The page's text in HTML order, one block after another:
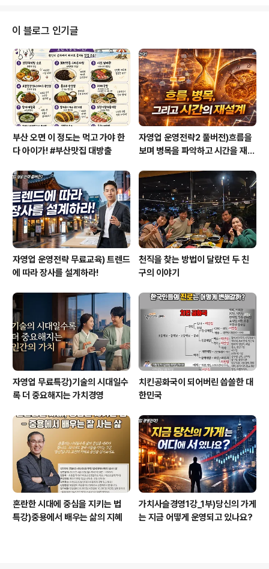
갈 것인지에 대한 계획을 세우는 사람들은 많지 않더라고
요. 그래서 제 노하우를 담은 신년계획법을 매해 공유해 왔
는데요. 올해도 작은 도움되길 바라며 신년계획 작성방법
을 공유해봅니다. 우리 각자가 꿈꾸는 소망을 이루기 위해
서는 무엇보다도 실행력이 중요할 터인데요. 그러기 위해
서는 신년계획부터 잘 잡아야 하지 않을..
이 블로그 인기글
부산 오면 이 정도는 먹고 가야 한
다 아이가! #부산맛집 대방출
자영업 운영전략2 풀버전)흐름을
보며 병목을 파악하고 시간을 재설
자영업 운영전략 무료교육) 트렌드
에 따라 장사를 설계하라!
천직을 찾는 방법이 달랐던 두 친
구의 이야기
자영업 무료특강)기술의 시대일수
록 더 중요해지는 가치경영
치킨공화국이 되어버린 씁쓸한 대
한민국
혼란한 시대에 중심을 지키는 법
특강)중용에서 배우는 삶의 지혜
가치사슬경영1강_1부)당신의 가게
는 지금 어떻게 운영되고 있나요?